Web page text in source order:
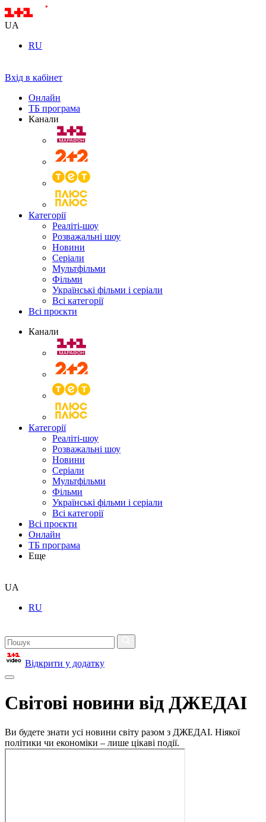
UA
RU
Вхід в кабінет
Онлайн
ТБ програма
Канали
Категорії
Реаліті-шоу
Розважальні шоу
Новини
Серіали
Мультфільми
Фільми
Українські фільми і серіали
Всі категорії
Всі проєкти
Канали
Категорії
Реаліті-шоу
Розважальні шоу
Новини
Серіали
Мультфільми
Фільми
Українські фільми і серіали
Всі категорії
Всі проєкти
Онлайн
ТБ програма
Еще
UA
RU
Відкрити у додатку
Світові новини від ДЖЕДАІ
Ви будете знати усі новини світу разом з ДЖЕДАІ. Ніякої
політики чи економіки – лише цікаві події.